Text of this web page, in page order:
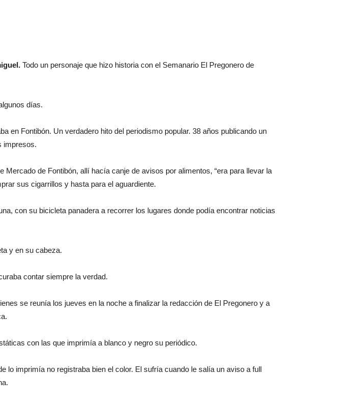
Todo un personaje que hizo historia con el Semanario El Pregonero de
días.
en Fontibón. Un verdadero hito del periodismo popular. 38 años publicando un
impresos.
de Fontibón, allí hacía canje de avisos por alimentos, “era para llevar la
sus cigarrillos y hasta para el aguardiente.
con su bicicleta panadera a recorrer los lugares donde podía encontrar noticias
y en su cabeza.
contar siempre la verdad.
se reunía los jueves en la noche a finalizar la redacción de El Pregonero y a
con las que imprimía a blanco y negro su periódico.
lo imprimía no registraba bien el color. El sufría cuando le salía un aviso a full